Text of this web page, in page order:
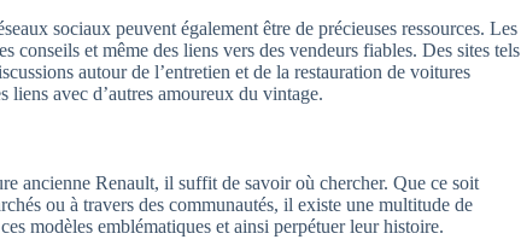
sociaux peuvent également être de précieuses ressources. Les
conseils et même des liens vers des vendeurs fiables. Des sites tels
autour de l’entretien et de la restauration de voitures
liens avec d’autres amoureux du vintage.
ancienne Renault, il suffit de savoir où chercher. Que ce soit
ou à travers des communautés, il existe une multitude de
modèles emblématiques et ainsi perpétuer leur histoire.